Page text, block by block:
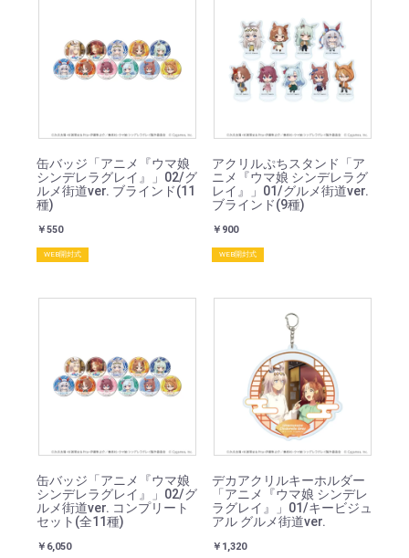
缶バッジ「アニメ『ウマ娘
シンデレラグレイ』」02/グ
ルメ街道ver. ブラインド(11
種)
￥550
WEB開封式
アクリルぷちスタンド「ア
ニメ『ウマ娘 シンデレラグ
レイ』」01/グルメ街道ver.
ブラインド(9種)
￥900
WEB開封式
缶バッジ「アニメ『ウマ娘
シンデレラグレイ』」02/グ
ルメ街道ver. コンプリート
セット(全11種)
￥6,050
デカアクリルキーホルダー
「アニメ『ウマ娘 シンデレ
ラグレイ』」01/キービジュ
アル グルメ街道ver.
￥1,320